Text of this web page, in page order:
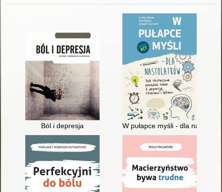
Ból i depresja W pułapce myśli - dla